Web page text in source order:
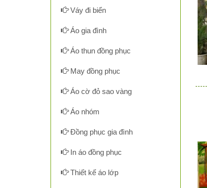
Váy đi biển
Áo gia đình
Áo thun đồng phục
May đồng phục
Áo cờ đỏ sao vàng
Áo nhóm
Đồng phục gia đình
In áo đồng phục
Thiết kế áo lớp